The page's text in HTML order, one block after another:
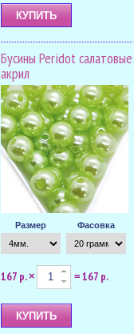
Бусины Peridot салатовые
акрил
Размер Фасовка
167 р.× = 167 р.